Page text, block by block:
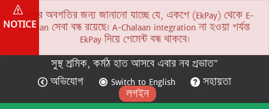
NOTICE
সকলের অবগতির জন্য জানানো যাচ্ছে যে, একপে (EkPay) থেকে E-
Chalaan সেবা বন্ধ রয়েছে। A-Chalaan integration না হওয়া পর্যন্ত
EkPay দিয়ে পেমেন্ট বন্ধ থাকবে।
সুস্থ শ্রমিক, কর্মঠ হাত আসবে এবার নব প্রভাত”
অভিযোগ
Switch to English
সহায়তা
লগইন